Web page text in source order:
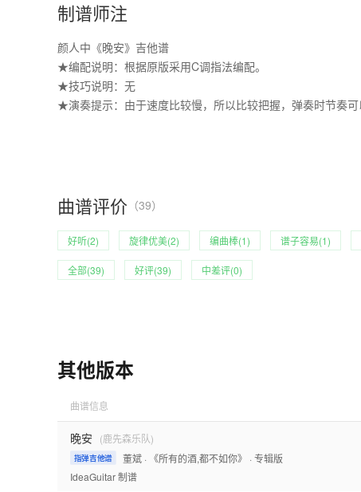
制谱师注
颜人中《晚安》吉他谱
★编配说明：根据原版采用C调指法编配。
★技巧说明：无
★演奏提示：由于速度比较慢，所以比较把握，弹奏时节奏可
曲谱评价 （39）
好听(2) 旋律优美(2) 编曲棒(1) 谱子容易(1)
全部(39) 好评(39) 中差评(0)
其他版本
曲谱信息
晚安 (鹿先森乐队)
指弹吉他谱 董斌 · 《所有的酒,都不如你》 · 专辑版
IdeaGuitar制谱